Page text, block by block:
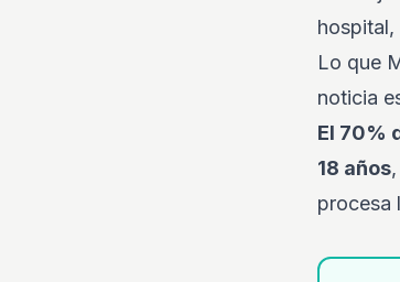
Lo que
noticia
El 70%
18 años
procesa